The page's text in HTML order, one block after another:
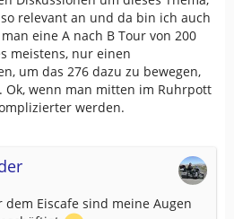
relevant an und da bin ich auch
eine A nach B Tour von 200
meistens, nur einen
um das 276 dazu zu bewegen,
Ok, wenn man mitten im Ruhrpott
werden.
dem Eiscafe sind meine Augen